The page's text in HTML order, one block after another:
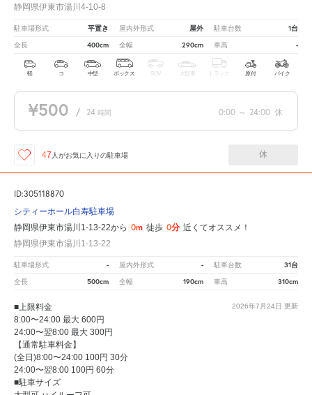
静岡県伊東市湯川4-10-8
駐車場形式 平置き 屋内外形式 屋外 駐車台数 1台
全長 400cm 全幅 290cm 車高 -
軽 コ 中型 ボックス SUV 大型車 トラック 原付 バイク
¥500 / 24 時間 0:00 ～ 24:00 休
47 人がお気に入りの駐車場 休
ID:305118870
シティーホール白寿駐車場
静岡県伊東市湯川1-13-22から 0m 徒歩 0分 近くてオススメ！
静岡県伊東市湯川1-13-22
駐車場形式 - 屋内外形式 - 駐車台数 31台
全長 500cm 全幅 190cm 車高 310cm
2026年7月24日 更新
■上限料金
8:00〜24:00 最大 600円
24:00〜翌8:00 最大 300円
【通常駐車料金】
(全日)8:00〜24:00 100円 30分
24:00〜翌8:00 100円 60分
■駐車サイズ